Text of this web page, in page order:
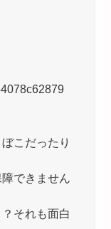
こだったり
できません
それも面白